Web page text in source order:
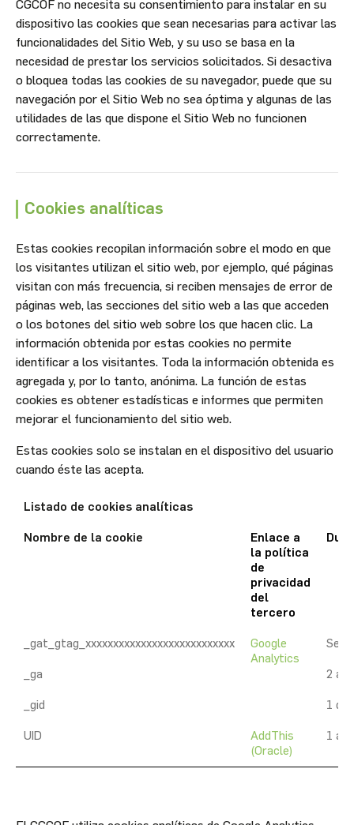
CGCOF no necesita su consentimiento para instalar en su
dispositivo las cookies que sean necesarias para activar las
funcionalidades del Sitio Web, y su uso se basa en la
necesidad de prestar los servicios solicitados. Si desactiva
o bloquea todas las cookies de su navegador, puede que su
navegación por el Sitio Web no sea óptima y algunas de las
utilidades de las que dispone el Sitio Web no funcionen
correctamente.
Cookies analíticas
Estas cookies recopilan información sobre el modo en que
los visitantes utilizan el sitio web, por ejemplo, qué páginas
visitan con más frecuencia, si reciben mensajes de error de
páginas web, las secciones del sitio web a las que acceden
o los botones del sitio web sobre los que hacen clic. La
información obtenida por estas cookies no permite
identificar a los visitantes. Toda la información obtenida es
agregada y, por lo tanto, anónima. La función de estas
cookies es obtener estadísticas e informes que permiten
mejorar el funcionamiento del sitio web.
Estas cookies solo se instalan en el dispositivo del usuario
cuando éste las acepta.
Listado de cookies analíticas
Nombre de la cookie
Enlace a
la política
de
privacidad
del
tercero
_gat_gtag_xxxxxxxxxxxxxxxxxxxxxxxxxxx
Google
Analytics
_ga 2
_gid 1 día
UID
AddThis
(Oracle)
1 año